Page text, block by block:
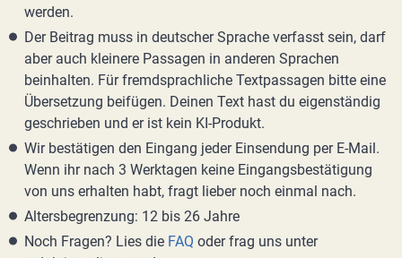
werden.
Der Beitrag muss in deutscher Sprache verfasst sein, darf
aber auch kleinere Passagen in anderen Sprachen
beinhalten. Für fremdsprachliche Textpassagen bitte eine
Übersetzung beifügen. Deinen Text hast du eigenständig
geschrieben und er ist kein KI-Produkt.
Wir bestätigen den Eingang jeder Einsendung per E-Mail.
Wenn ihr nach 3 Werktagen keine Eingangsbestätigung
von uns erhalten habt, fragt lieber noch einmal nach.
Altersbegrenzung: 12 bis 26 Jahre
Noch Fragen? Lies die FAQ oder frag uns unter